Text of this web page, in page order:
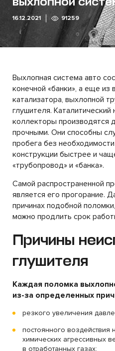
16.12.2021 91259
Выхлопная система авто
конечной «банки», а еще из
катализатора, выхлопной
глушителя. Каталитический
коллекторы производятся
прочными. Они способны
пробега без
конструкции быстрее и
«трубопровод» и «банка».
Самой распространенной
является его прогорание.
причинах подобной
можно продлить срок
Причины
глушителя
Каждая поломка
из-за определенных
резкого увеличения
постоянного воздействия
химических агрессивных
в отработанных газах;